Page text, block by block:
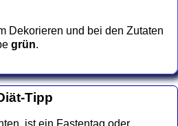
Dekorieren und bei den Zutaten
grün.
Tipp